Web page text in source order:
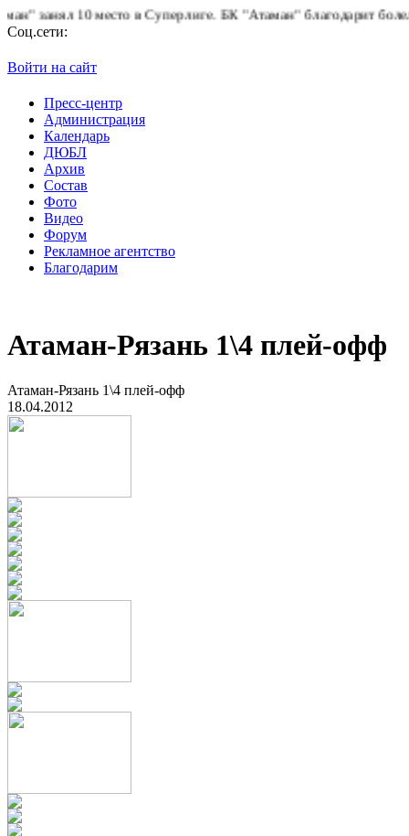
10 место в Суперлиге.БК "Атаман" благодарит
Соц.сети:
Войти на сайт
Пресс-центр
Администрация
Календарь
ДЮБЛ
Архив
Состав
Фото
Видео
Форум
Рекламное агентство
Благодарим
Атаман-Рязань 1\4 плей-офф
Атаман-Рязань 1\4 плей-офф
18.04.2012